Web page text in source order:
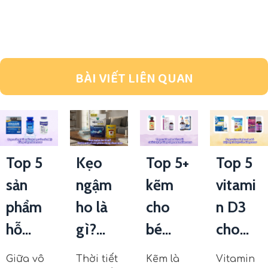
BÀI VIẾT LIÊN QUAN
Top 5
sản
phẩm
hỗ...
Giữa vô
Kẹo
ngậm
ho là
gì?...
Thời tiết
Top 5+
kẽm
cho
bé...
Kẽm là
Top 5
vitami
n D3
cho...
Vitamin